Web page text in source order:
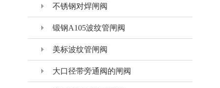
不锈钢对焊闸阀
锻钢A105波纹管闸阀
美标波纹管闸阀
大口径带旁通阀的闸阀